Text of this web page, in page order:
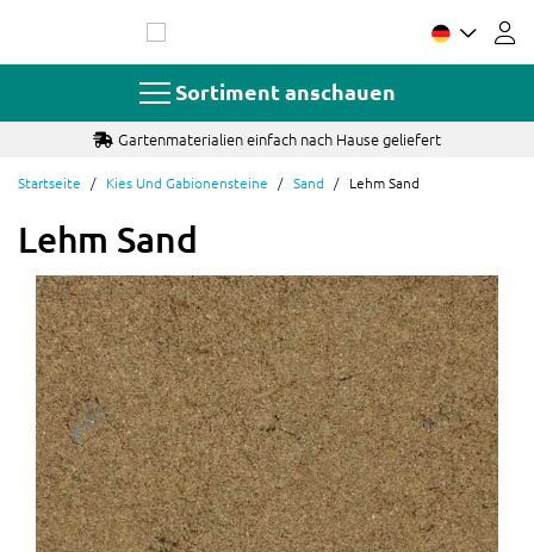
springen
Sortiment anschauen
Gartenmaterialien einfach nach Hause geliefert
Startseite Kies Und Gabionensteine Sand Lehm Sand
Lehm Sand